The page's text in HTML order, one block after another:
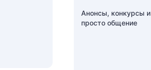
Анонсы, конкурсы и
просто общение